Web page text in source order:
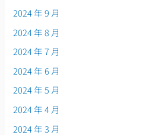
2024 年 9 月
2024 年 8 月
2024 年 7 月
2024 年 6 月
2024 年 5 月
2024 年 4 月
2024 年 3 月